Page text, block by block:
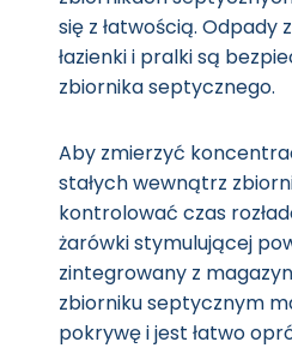
się z łatwością. Odpady
łazienki i pralki są
zbiornika septycznego.
Aby zmierzyć
stałych wewnątrz
kontrolować czas
żarówki stymulującej
zintegrowany z
zbiorniku septycznym
pokrywę i jest łatwo